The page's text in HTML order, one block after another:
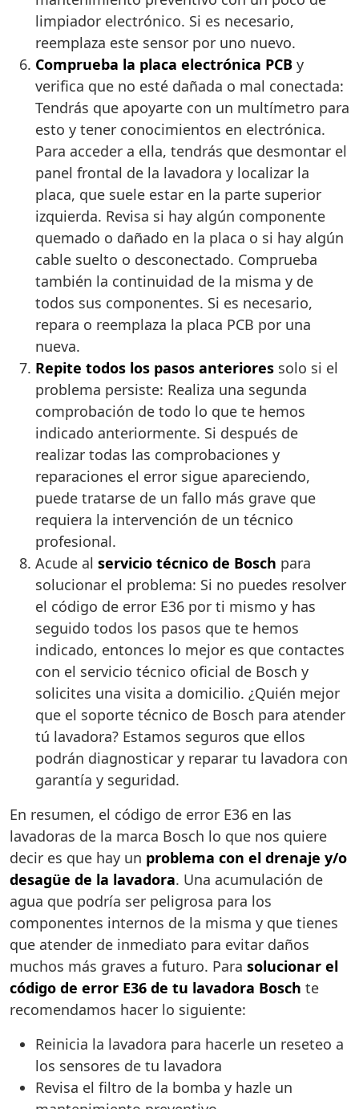
limpiador electrónico. Si es necesario,
reemplaza este sensor por uno nuevo.
Comprueba la placa electrónica PCB y
verifica que no esté dañada o mal conectada:
Tendrás que apoyarte con un multímetro para
esto y tener conocimientos en electrónica.
Para acceder a ella, tendrás que desmontar el
panel frontal de la lavadora y localizar la
placa, que suele estar en la parte superior
izquierda. Revisa si hay algún componente
quemado o dañado en la placa o si hay algún
cable suelto o desconectado. Comprueba
también la continuidad de la misma y de
todos sus componentes. Si es necesario,
repara o reemplaza la placa PCB por una
nueva.
Repite todos los pasos anteriores solo si el
problema persiste: Realiza una segunda
comprobación de todo lo que te hemos
indicado anteriormente. Si después de
realizar todas las comprobaciones y
reparaciones el error sigue apareciendo,
puede tratarse de un fallo más grave que
requiera la intervención de un técnico
profesional.
Acude al servicio técnico de Bosch para
solucionar el problema: Si no puedes resolver
el código de error E36 por ti mismo y has
seguido todos los pasos que te hemos
indicado, entonces lo mejor es que contactes
con el servicio técnico oficial de Bosch y
solicites una visita a domicilio. ¿Quién mejor
que el soporte técnico de Bosch para atender
tú lavadora? Estamos seguros que ellos
podrán diagnosticar y reparar tu lavadora con
garantía y seguridad.
En resumen, el código de error E36 en las
lavadoras de la marca Bosch lo que nos quiere
decir es que hay un problema con el drenaje y/o
desagüe de la lavadora. Una acumulación de
agua que podría ser peligrosa para los
componentes internos de la misma y que tienes
que atender de inmediato para evitar daños
muchos más graves a futuro. Para solucionar el
código de error E36 de tu lavadora Bosch te
recomendamos hacer lo siguiente:
Reinicia la lavadora para hacerle un reseteo a
los sensores de tu lavadora
Revisa el filtro de la bomba y hazle un